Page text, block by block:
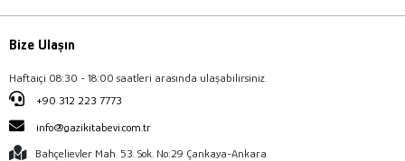
Bize Ulaşın
Haftaiçi 08:30 - 18:00 saatleri arasında ulaşabilirsiniz.
+90 312 223 7773
info@gazikitabevi.com.tr
Bahçelievler Mah. 53. Sok. No:29 Çankaya-Ankara